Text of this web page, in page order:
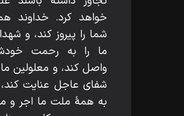
خواهد كرد. خداوند
شما را پيروز كند، و
ما را به رحمت
واصل كند، و معلولين ما
شفاى عاجل عنايت
به همۀ ملت ما اجر و